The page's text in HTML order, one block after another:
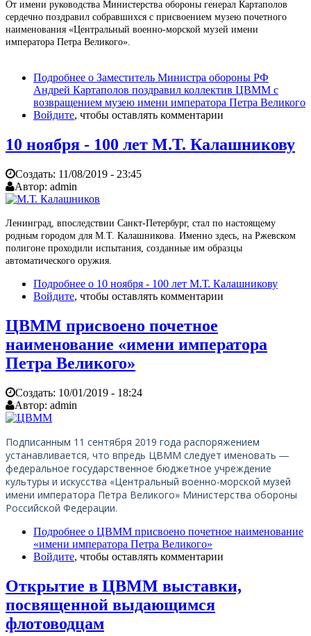
От имени руководства Министерства обороны генерал Картаполов
сердечно поздравил собравшихся с присвоением музею почетного
наименования «Центральный военно-морской музей имени
императора Петра Великого».
Подробнее о Заместитель Министра обороны РФ
Андрей Картаполов поздравил коллектив ЦВММ с
возвращением музею имени императора Петра Великого
Войдите, чтобы оставлять комментарии
10 ноября - 100 лет М.Т. Калашникову
Создать: 11/08/2019 - 23:45
Автор: admin
Ленинград, впоследствии Санкт-Петербург, стал по настоящему
родным городом для М.Т. Калашникова. Именно здесь, на Ржевском
полигоне проходили испытания, созданные им образцы
автоматического оружия.
Подробнее о 10 ноября - 100 лет М.Т. Калашникову
Войдите, чтобы оставлять комментарии
ЦВММ присвоено почетное
наименование «имени императора
Петра Великого»
Создать: 10/01/2019 - 18:24
Автор: admin
Подписанным 11 сентября 2019 года распоряжением
устанавливается, что впредь ЦВММ следует именовать ―
федеральное государственное бюджетное учреждение
культуры и искусства «Центральный военно-морской музей
имени императора Петра Великого» Министерства обороны
Российской Федерации.
Подробнее о ЦВММ присвоено почетное наименование
«имени императора Петра Великого»
Войдите, чтобы оставлять комментарии
Открытие в ЦВММ выставки,
посвященной выдающимся
флотоводцам